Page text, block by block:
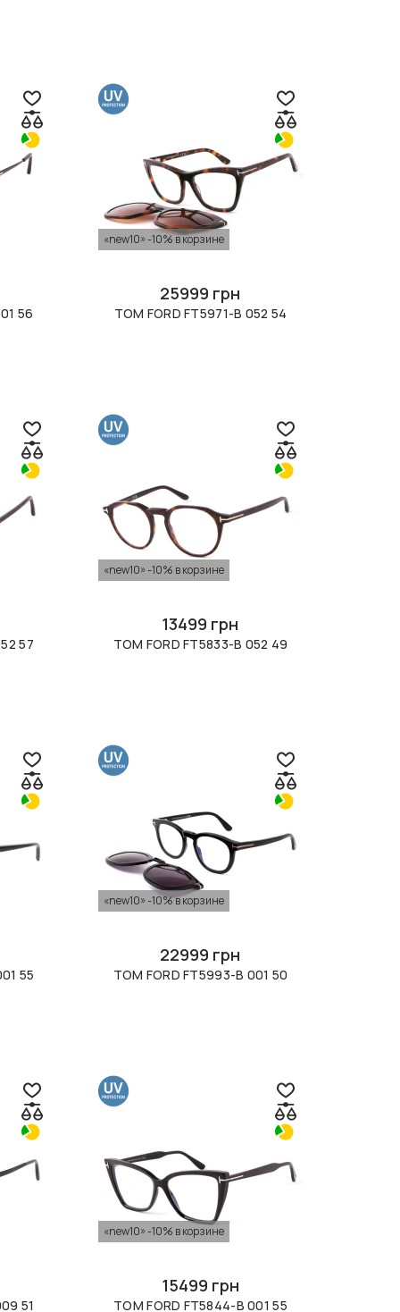
56
«new10» -10% в корзине
25999 грн
TOM FORD FT5971-B 052 54
57
«new10» -10% в корзине
13499 грн
TOM FORD FT5833-B 052 49
55
«new10» -10% в корзине
22999 грн
TOM FORD FT5993-B 001 50
51
«new10» -10% в корзине
15499 грн
TOM FORD FT5844-B 001 55